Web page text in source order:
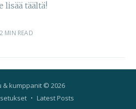
lisää täältä!
2 MIN READ
& kumppanit © 2026
Latest Posts